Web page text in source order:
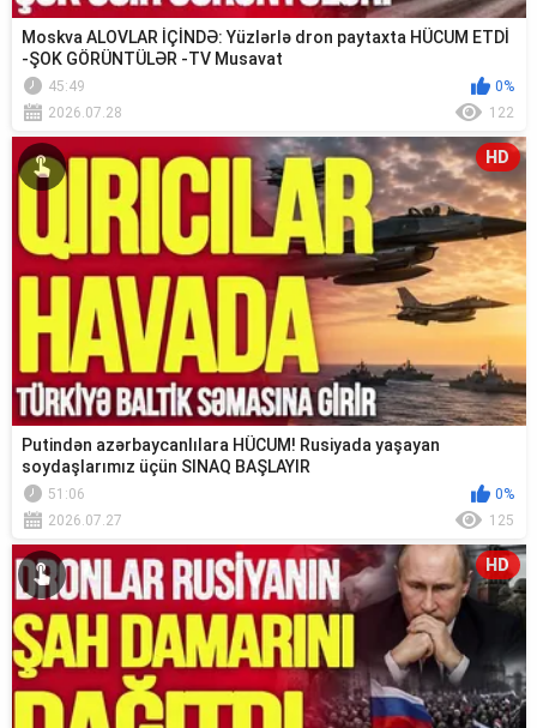
Moskva ALOVLAR İÇİNDƏ: Yüzlərlə dron paytaxta HÜCUM ETDİ
-ŞOK GÖRÜNTÜLƏR -TV Musavat
45:49
0%
2026.07.28
122
HD
Putindən azərbaycanlılara HÜCUM! Rusiyada yaşayan
soydaşlarımız üçün SINAQ BAŞLAYIR
51:06
0%
2026.07.27
125
HD